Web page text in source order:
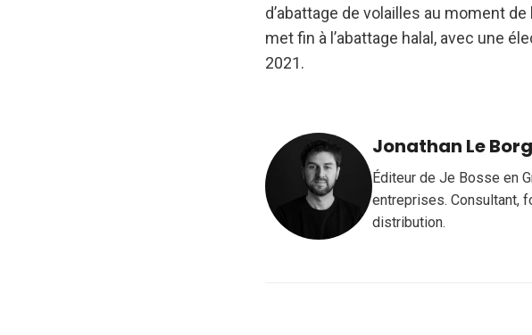
d’abattage de volailles au moment
met fin à l’abattage halal, avec une
2021.
Jonathan Le
Éditeur de Je Bosse en
entreprises. Consultant,
distribution.